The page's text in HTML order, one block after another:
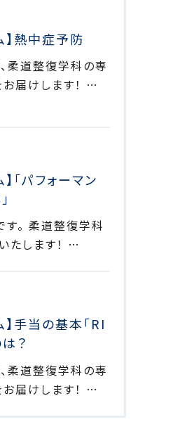
】熱中症予防
柔道整復学科の専
届けします！ …
「パフォーマン
。 柔道整復学科
たします！ …
手当の基本「RI
？
柔道整復学科の専
届けします！ …